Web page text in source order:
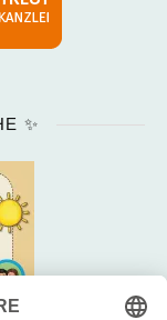
✨